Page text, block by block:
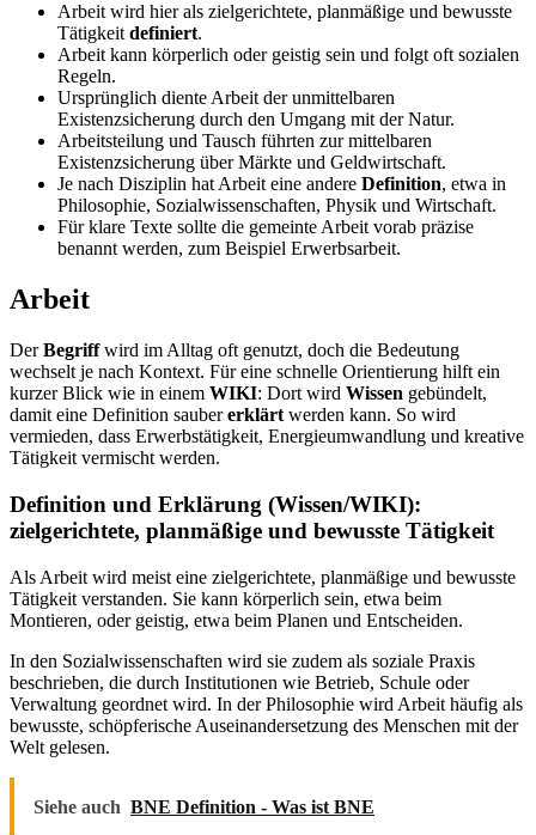
Arbeit wird hier als zielgerichtete, planmäßige und bewusste
Tätigkeit definiert.
Arbeit kann körperlich oder geistig sein und folgt oft sozialen
Regeln.
Ursprünglich diente Arbeit der unmittelbaren
Existenzsicherung durch den Umgang mit der Natur.
Arbeitsteilung und Tausch führten zur mittelbaren
Existenzsicherung über Märkte und Geldwirtschaft.
Je nach Disziplin hat Arbeit eine andere Definition, etwa in
Philosophie, Sozialwissenschaften, Physik und Wirtschaft.
Für klare Texte sollte die gemeinte Arbeit vorab präzise
benannt werden, zum Beispiel Erwerbsarbeit.
Arbeit
DerBegriffwird im Alltag oft genutzt, doch die Bedeutung
wechselt je nach Kontext. Für eine schnelle Orientierung hilft ein
kurzer Blick wie in einem WIKI: Dort wird Wissen gebündelt,
damit eine Definition saubererklärt werden kann. So wird
vermieden, dass Erwerbstätigkeit, Energieumwandlung und kreative
Tätigkeit vermischt werden.
Definition und Erklärung (Wissen/WIKI):
zielgerichtete, planmäßige und bewusste Tätigkeit
Als Arbeit wird meist eine zielgerichtete, planmäßige und bewusste
Tätigkeit verstanden. Sie kann körperlich sein, etwa beim
Montieren, oder geistig, etwa beim Planen und Entscheiden.
In den Sozialwissenschaften wird sie zudem als soziale Praxis
beschrieben, die durch Institutionen wie Betrieb, Schule oder
Verwaltung geordnet wird. In der Philosophie wird Arbeit häufig als
bewusste, schöpferische Auseinandersetzung des Menschen mit der
Welt gelesen.
Siehe auch BNE Definition - Was ist BNE